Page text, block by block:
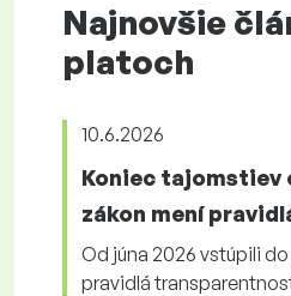
Najnovšie
platoch
10.6.2026
Koniec tajomstiev
zákon mení
Od júna 2026 vstúpili
pravidlá